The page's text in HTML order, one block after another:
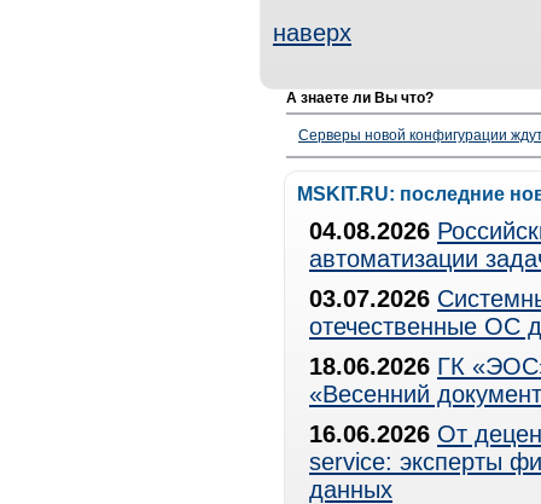
наверх
А знаете ли Вы что?
Серверы новой конфигурации
MSKIT.RU: последние
04.08.2026
автоматизации
03.07.2026
отечественные ОС
18.06.2026 ГК
«Весенний
16.06.2026 От
service: эксперты
данных